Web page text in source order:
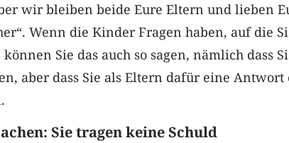
wir bleiben beide Eure Eltern und lieben
Wenn die Kinder Fragen haben, auf die
Sie das auch so sagen, nämlich dass
aber dass Sie als Eltern dafür eine Antwort
Sie tragen keine Schuld